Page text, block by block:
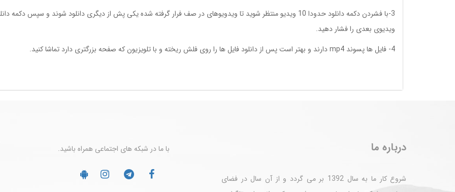
ویدیوی بعدی را فشار دهید.
4- فایل ها پسوند mp4 دارند و بهتر است پس از دانلود فایل ها را روی فلش ریخته و با تلویزیون که صفحه بزرگتری دارد تماشا کنید.
با ما در شبکه های اجتماعی همراه باشید. درباره ما
شروع کار ما به سال 1392 بر می گردد و از آن سال در فضای